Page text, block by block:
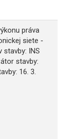
práva
siete -
stavby: INS
stavby:
16. 3.